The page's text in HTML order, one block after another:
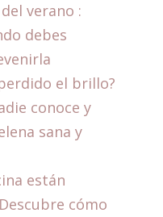
verano :
debes
el brillo?
conoce y
sana y
están
cómo